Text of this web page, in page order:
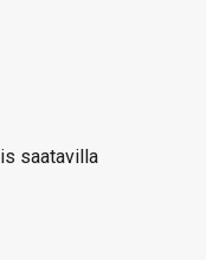
saatavilla